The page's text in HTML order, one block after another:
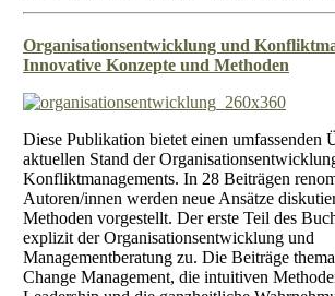
Organisationsentwicklung und
Innovative Konzepte und Methoden
Diese Publikation bietet einen umfassenden
aktuellen Stand der
Konfliktmanagements. In 28 Beiträgen
Autoren/innen werden neue Ansätze
Methoden vorgestellt. Der erste Teil des
explizit der Organisationsentwicklung und
Managementberatung zu. Die Beiträge
Change Management, die intuitiven